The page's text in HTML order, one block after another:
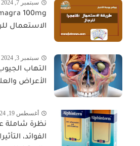
سبتمبر 7, 2024
الاستعمال
سبتمبر 3, 2024
التهاب
الأعراض
أغسطس 19, 2024
نظرة شاملة
الفوائد،